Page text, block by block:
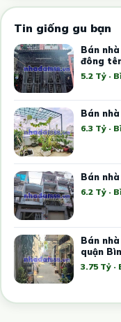
Tin giống gu bạn
Bán
đông
5.2 Tỷ ·
Bán
6.3 Tỷ ·
Bán
6.2 Tỷ ·
Bán
quận
3.75 Tỷ